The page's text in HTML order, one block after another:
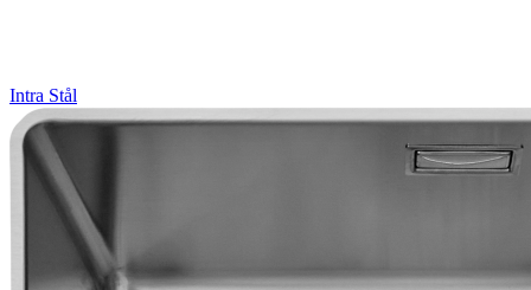
Intra Stål